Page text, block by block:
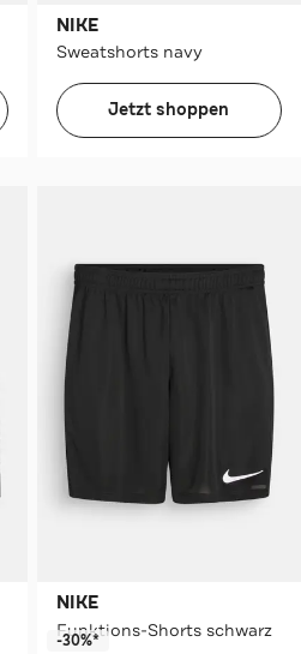
NIKE
Sweatshorts navy
Jetzt shoppen
NIKE
Funktions-Shorts schwarz
-30%*